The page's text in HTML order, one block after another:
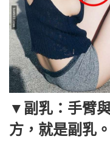
▼副乳：手臂
方，就是副乳